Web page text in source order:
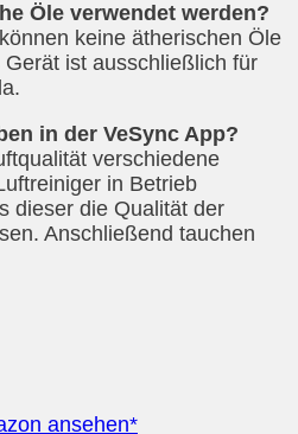
Öle verwendet werden?
keine ätherischen Öle
ist ausschließlich für
in der VeSync App?
verschiedene
in Betrieb
dieser die Qualität der
Anschließend tauchen
ansehen*